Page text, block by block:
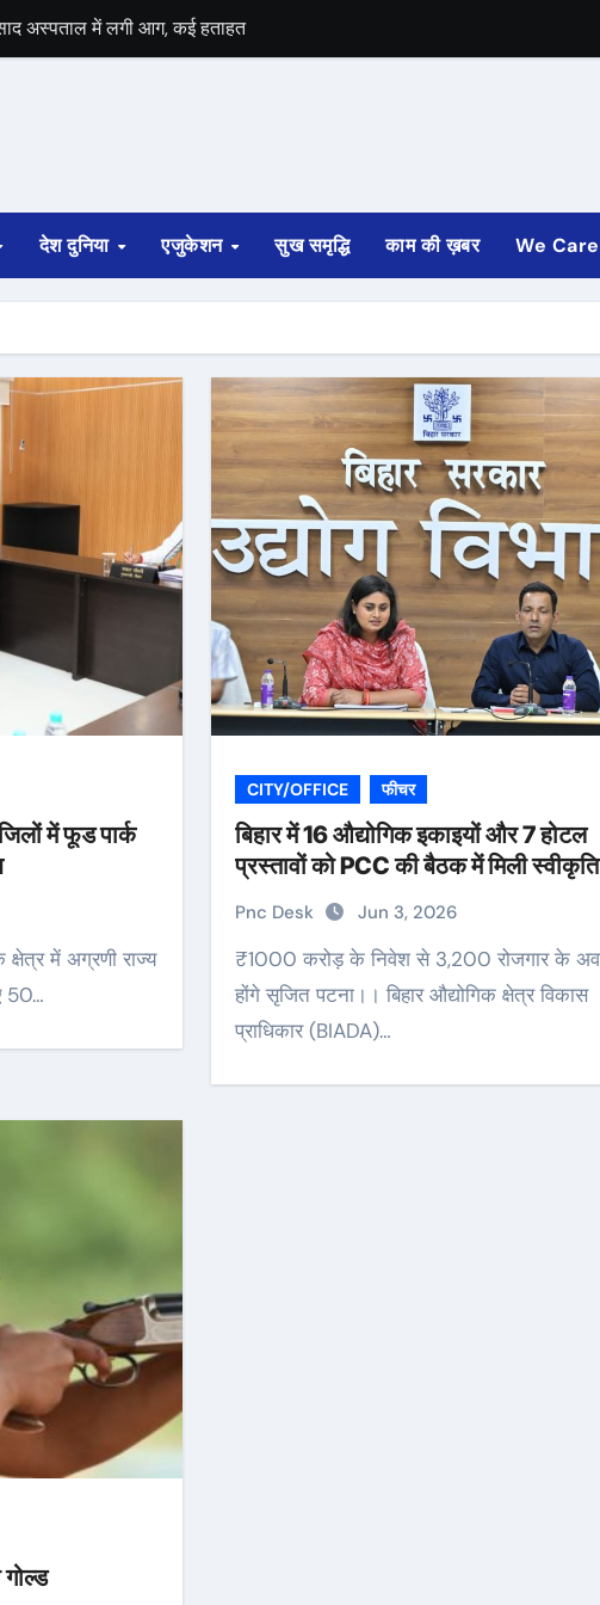
अस्पताल में लगी आग, कई हताहत
देश दुनिया एजुकेशन सुख समृद्धि काम की ख़बर We Care
में फूड पार्क
50…
CITY/OFFICE फीचर
बिहार में 16 औद्योगिक इकाइयों और 7 होटल
प्रस्तावों को PCC की बैठक में मिली स्वीकृति
Pnc Desk Jun 3, 2026
₹1000 करोड़ के निवेश से 3,200 रोजगार के अवसर
होंगे सृजित पटना।। बिहार औद्योगिक क्षेत्र विकास
प्राधिकार (BIADA)…